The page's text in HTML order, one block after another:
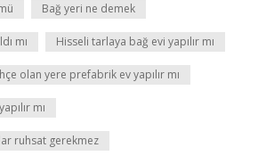
Bağ yeri ne demek
mı Hisseli tarlaya bağ evi yapılır mı
olan yere prefabrik ev yapılır mı
mı
ruhsat gerekmez